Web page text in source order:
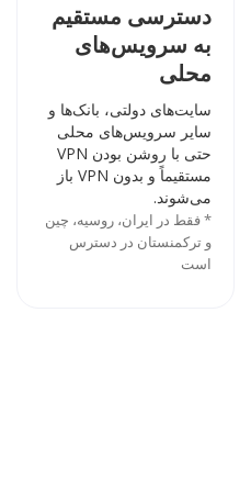
دسترسی مستقیم
به سرویس‌های
محلی
سایت‌های دولتی، بانک‌ها و
سایر سرویس‌های محلی
حتی با روشن بودن VPN
مستقیماً و بدون VPN باز
می‌شوند.
* فقط در ایران، روسیه، چین
و ترکمنستان در دسترس
است